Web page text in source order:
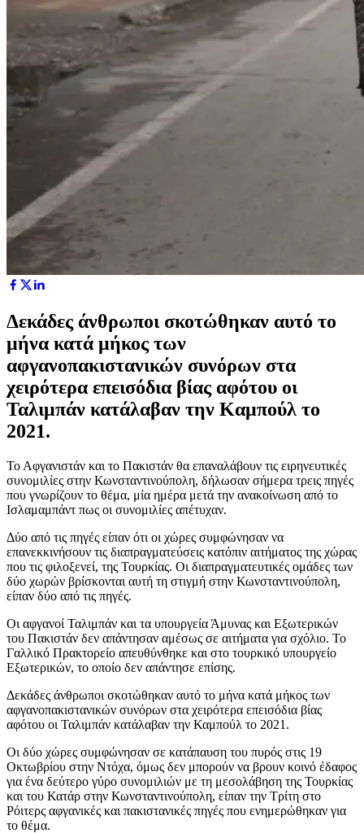
Δεκάδες άνθρωποι σκοτώθηκαν αυτό το
μήνα κατά μήκος των
αφγανοπακιστανικών συνόρων στα
χειρότερα επεισόδια βίας αφότου οι
Ταλιμπάν κατάλαβαν την Καμπούλ το
2021.
Το Αφγανιστάν και το Πακιστάν θα επαναλάβουν τις ειρηνευτικές
συνομιλίες στην Κωνσταντινούπολη, δήλωσαν σήμερα τρεις πηγές
που γνωρίζουν το θέμα, μία ημέρα μετά την ανακοίνωση από το
Ισλαμαμπάντ πως οι συνομιλίες απέτυχαν.
Δύο από τις πηγές είπαν ότι οι χώρες συμφώνησαν να
επανεκκινήσουν τις διαπραγματεύσεις κατόπιν αιτήματος της χώρας
που τις φιλοξενεί, της Τουρκίας. Οι διαπραγματευτικές ομάδες των
δύο χωρών βρίσκονται αυτή τη στιγμή στην Κωνσταντινούπολη,
είπαν δύο από τις πηγές.
Οι αφγανοί Ταλιμπάν και τα υπουργεία Άμυνας και Εξωτερικών
του Πακιστάν δεν απάντησαν αμέσως σε αιτήματα για σχόλιο. Το
Γαλλικό Πρακτορείο απευθύνθηκε και στο τουρκικό υπουργείο
Εξωτερικών, το οποίο δεν απάντησε επίσης.
Δεκάδες άνθρωποι σκοτώθηκαν αυτό το μήνα κατά μήκος των
αφγανοπακιστανικών συνόρων στα χειρότερα επεισόδια βίας
αφότου οι Ταλιμπάν κατάλαβαν την Καμπούλ το 2021.
Οι δύο χώρες συμφώνησαν σε κατάπαυση του πυρός στις 19
Οκτωβρίου στην Ντόχα, όμως δεν μπορούν να βρουν κοινό έδαφος
για ένα δεύτερο γύρο συνομιλιών με τη μεσολάβηση της Τουρκίας
και του Κατάρ στην Κωνσταντινούπολη, είπαν την Τρίτη στο
Ρόιτερς αφγανικές και πακιστανικές πηγές που ενημερώθηκαν για
το θέμα.